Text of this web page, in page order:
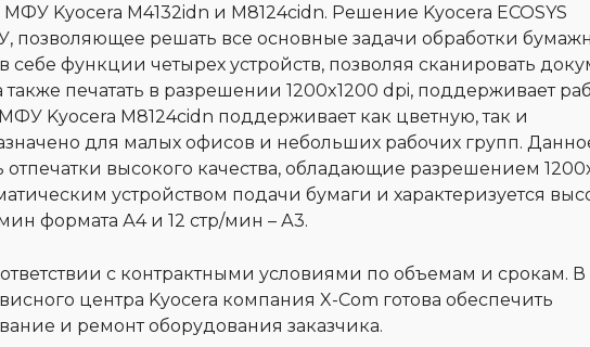
Kyocera M4132idn и M8124cidn. Решение Kyocera ECOSYS
позволяющее решать все основные задачи обработки
себе функции четырех устройств, позволяя сканировать
также печатать в разрешении 1200x1200 dpi, поддерживает
Kyocera M8124cidn поддерживает как цветную, так и
для малых офисов и небольших рабочих групп.
отпечатки высокого качества, обладающие разрешением
устройством подачи бумаги и характеризуется
формата А4 и 12 стр/мин – А3.
с контрактными условиями по объемам и срокам. В
центра Kyocera компания X-Com готова обеспечить
и ремонт оборудования заказчика.